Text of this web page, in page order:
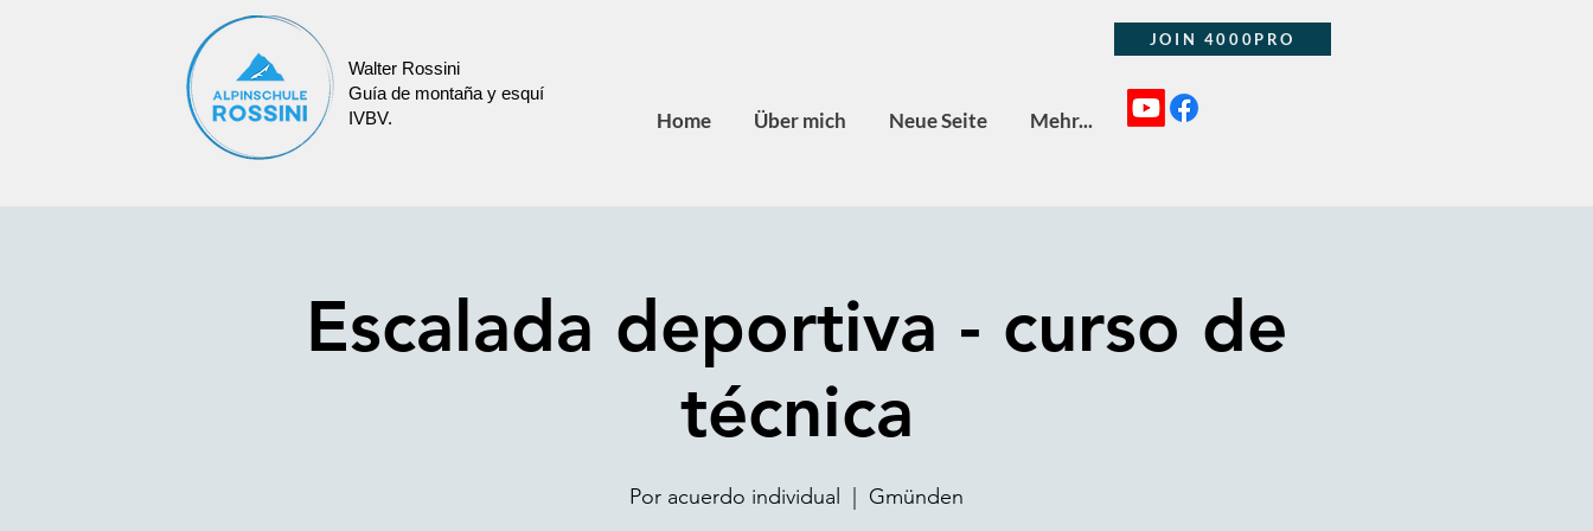
JOIN 4000PRO
Walter Rossini
Guía de montaña y esquí
IVBV.
Home Über mich Neue Seite Mehr...
Escalada deportiva - curso de
técnica
Por acuerdo individual Gmünden